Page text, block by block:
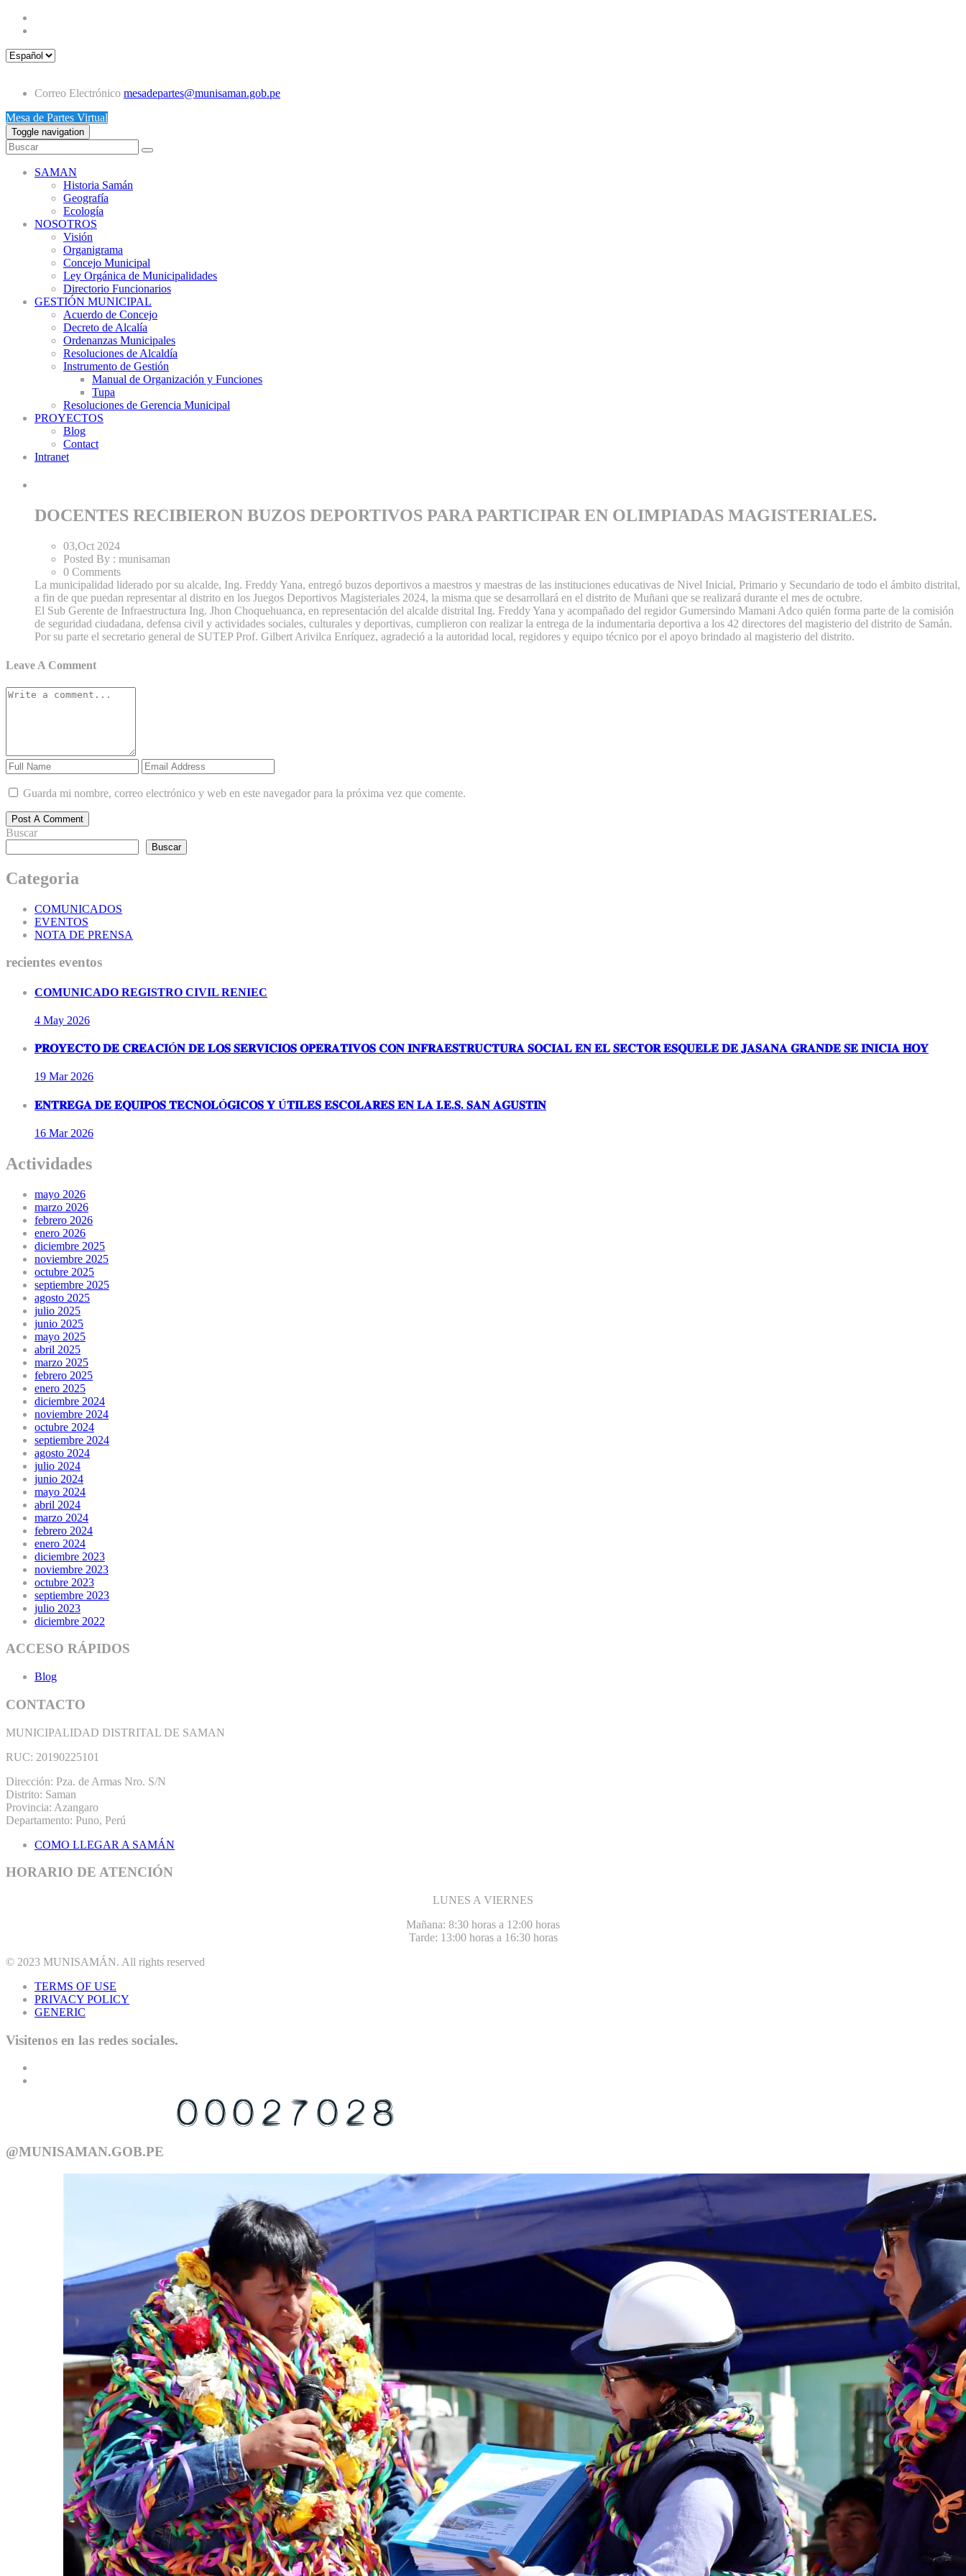
Correo Electrónico mesadepartes@munisaman.gob.pe
Mesa de Partes Virtual
Toggle navigation
SAMAN
Historia Samán
Geografía
Ecología
NOSOTROS
Visión
Organigrama
Concejo Municipal
Ley Orgánica de Municipalidades
Directorio Funcionarios
GESTIÓN MUNICIPAL
Acuerdo de Concejo
Decreto de Alcalía
Ordenanzas Municipales
Resoluciones de Alcaldía
Instrumento de Gestión
Manual de Organización y Funciones
Tupa
Resoluciones de Gerencia Municipal
PROYECTOS
Blog
Contact
Intranet
DOCENTES RECIBIERON BUZOS DEPORTIVOS PARA PARTICIPAR EN OLIMPIADAS MAGISTERIALES.
03,Oct 2024
Posted By : munisaman
0 Comments
La municipalidad liderado por su alcalde, Ing. Freddy Yana, entregó buzos deportivos a maestros y maestras de las instituciones educativas de Nivel Inicial, Primario y Secundario de todo el ámbito distrital,
a fin de que puedan representar al distrito en los Juegos Deportivos Magisteriales 2024, la misma que se desarrollará en el distrito de Muñani que se realizará durante el mes de octubre.
El Sub Gerente de Infraestructura Ing. Jhon Choquehuanca, en representación del alcalde distrital Ing. Freddy Yana y acompañado del regidor Gumersindo Mamani Adco quién forma parte de la comisión
de seguridad ciudadana, defensa civil y actividades sociales, culturales y deportivas, cumplieron con realizar la entrega de la indumentaria deportiva a los 42 directores del magisterio del distrito de Samán.
Por su parte el secretario general de SUTEP Prof. Gilbert Arivilca Enríquez, agradeció a la autoridad local, regidores y equipo técnico por el apoyo brindado al magisterio del distrito.
Leave A Comment
Guarda mi nombre, correo electrónico y web en este navegador para la próxima vez que comente.
Post A Comment
Buscar
Buscar
Categoria
COMUNICADOS
EVENTOS
NOTA DE PRENSA
recientes eventos
COMUNICADO REGISTRO CIVIL RENIEC
4 May 2026
𝐏𝐑𝐎𝐘𝐄𝐂𝐓𝐎 𝐃𝐄 𝐂𝐑𝐄𝐀𝐂𝐈Ó𝐍 𝐃𝐄 𝐋𝐎𝐒 𝐒𝐄𝐑𝐕𝐈𝐂𝐈𝐎𝐒 𝐎𝐏𝐄𝐑𝐀𝐓𝐈𝐕𝐎𝐒 𝐂𝐎𝐍 𝐈𝐍𝐅𝐑𝐀𝐄𝐒𝐓𝐑𝐔𝐂𝐓𝐔𝐑𝐀 𝐒𝐎𝐂𝐈𝐀𝐋 𝐄𝐍 𝐄𝐋 𝐒𝐄𝐂𝐓𝐎𝐑 𝐄𝐒𝐐𝐔𝐄𝐋𝐄 𝐃𝐄 𝐉𝐀𝐒𝐀𝐍𝐀 𝐆𝐑𝐀𝐍𝐃𝐄 𝐒𝐄 𝐈𝐍𝐈𝐂𝐈𝐀 𝐇𝐎𝐘
19 Mar2026
𝐄𝐍𝐓𝐑𝐄𝐆𝐀 𝐃𝐄 𝐄𝐐𝐔𝐈𝐏𝐎𝐒 𝐓𝐄𝐂𝐍𝐎𝐋Ó𝐆𝐈𝐂𝐎𝐒 𝐘 Ú𝐓𝐈𝐋𝐄𝐒 𝐄𝐒𝐂𝐎𝐋𝐀𝐑𝐄𝐒 𝐄𝐍 𝐋𝐀 𝐈.𝐄.𝐒. 𝐒𝐀𝐍 𝐀𝐆𝐔𝐒𝐓𝐈𝐍
16 Mar2026
Actividades
mayo 2026
marzo 2026
febrero 2026
enero 2026
diciembre 2025
noviembre 2025
octubre 2025
septiembre 2025
agosto 2025
julio 2025
junio 2025
mayo 2025
abril 2025
marzo 2025
febrero 2025
enero 2025
diciembre 2024
noviembre 2024
octubre 2024
septiembre 2024
agosto 2024
julio 2024
junio 2024
mayo 2024
abril 2024
marzo 2024
febrero 2024
enero 2024
diciembre 2023
noviembre 2023
octubre 2023
septiembre 2023
julio 2023
diciembre 2022
ACCESO RÁPIDOS
Blog
CONTACTO
MUNICIPALIDAD DISTRITAL DE SAMAN
RUC: 20190225101
Dirección: Pza. de Armas Nro. S/N
Distrito: Saman
Provincia: Azangaro
Departamento: Puno, Perú
COMO LLEGAR A SAMÁN
HORARIO DE ATENCIÓN
LUNES A VIERNES
Mañana: 8:30 horas a 12:00 horas
Tarde: 13:00 horas a 16:30 horas
© 2023 MUNISAMÁN. All rights reserved
TERMS OF USE
PRIVACY POLICY
GENERIC
Visitenos en las redes sociales.
@MUNISAMAN.GOB.PE